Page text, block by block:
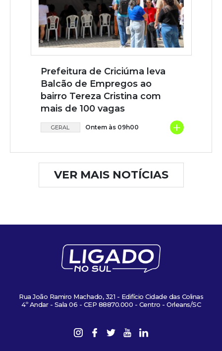
Prefeitura de Criciúma leva
Balcão de Empregos ao
bairro Tereza Cristina com
mais de 100 vagas
GERAL Ontem às 09h00 +
VER MAIS NOTÍCIAS
Rua João Ramiro Machado, 321 - Edifício Cidade das Colinas
4º Andar - Sala 06 - CEP 88870.000 - Centro - Orleans/SC